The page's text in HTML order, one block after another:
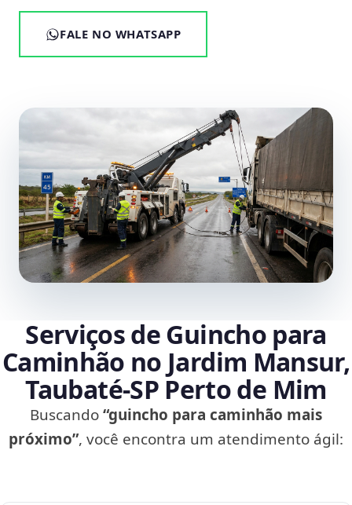
FALE NO WHATSAPP
Serviços de Guincho para
Caminhão no Jardim Mansur,
Taubaté‑SP Perto de Mim
Buscando“guincho para caminhão mais
próximo”, você encontra um atendimento ágil: